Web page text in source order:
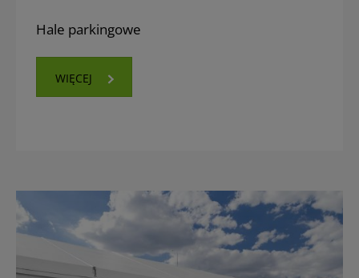
Hale parkingowe
WIĘCEJ